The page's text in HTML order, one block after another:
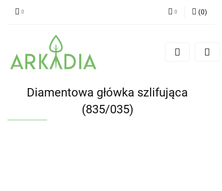
(0)
Diamentowa główka szlifująca
(835/035)